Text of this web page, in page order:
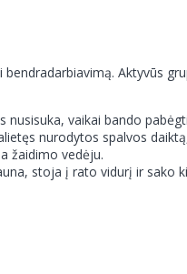
Aktyvūs
nusisuka, vaikai bando
nurodytos spalvos
žaidimo vedėju.
stoja į rato vidurį ir sako